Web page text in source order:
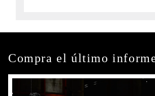
Compra el último